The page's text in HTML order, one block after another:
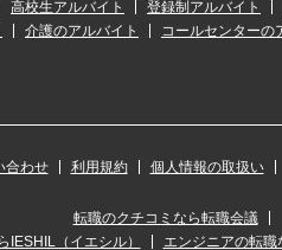
高校生アルバイト 登録制アルバイト
介護のアルバイト コールセンターの
合わせ 利用規約 個人情報の取扱い
転職のクチコミなら転職会議
IESHIL（イエシル）
エンジニアの転職